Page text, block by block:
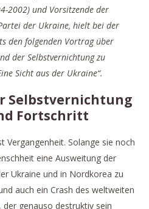
2002) und Vorsitzende der
der Ukraine, hielt bei der
den folgenden Vortrag über
der Selbstvernichtung zu
Sicht aus der Ukraine“.
Selbstvernichtung
Fortschritt
Vergangenheit. Solange sie noch
eine Ausweitung der
Ukraine und in Nordkorea zu
auch ein Crash des weltweiten
genauso destruktiv sein